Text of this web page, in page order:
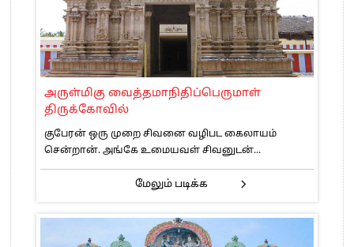
அருள்மிகு வைத்தமாநிதிப்பெருமாள்
திருக்கோவில்
குபேரன் ஒரு முறை சிவனை வழிபட கைலாயம்
சென்றான். அங்கே உமையவள் சிவனுடன்...
மேலும் படிக்க